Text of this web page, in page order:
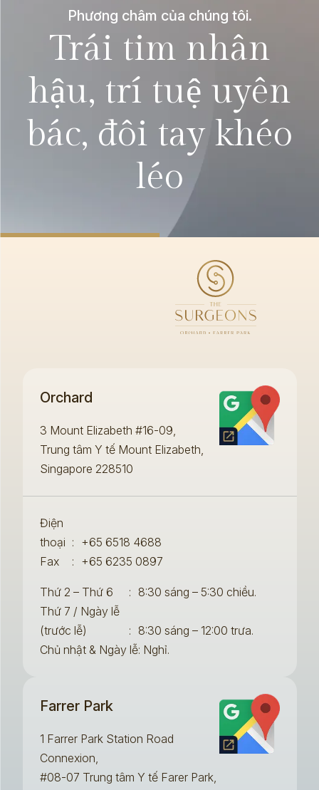
Phương châm của chúng tôi.
Trái tim nhân
hậu, trí tuệ uyên
bác, đôi tay khéo
léo
Orchard
3 Mount Elizabeth #16-09,
Trung tâm Y tế Mount Elizabeth,
Singapore 228510
Điện
thoại : +65 6518 4688
Fax
: +65 6235 0897
Thứ 2 – Thứ 6 : 8:30 sáng – 5:30 chiều.
Thứ 7 / Ngày lễ
(trước lễ)
: 8:30 sáng – 12:00 trưa.
Chủ nhật & Ngày lễ: Nghỉ.
Farrer Park
1 Farrer Park Station Road
Connexion,
#08-07 Trung tâm Y tế Farer Park,